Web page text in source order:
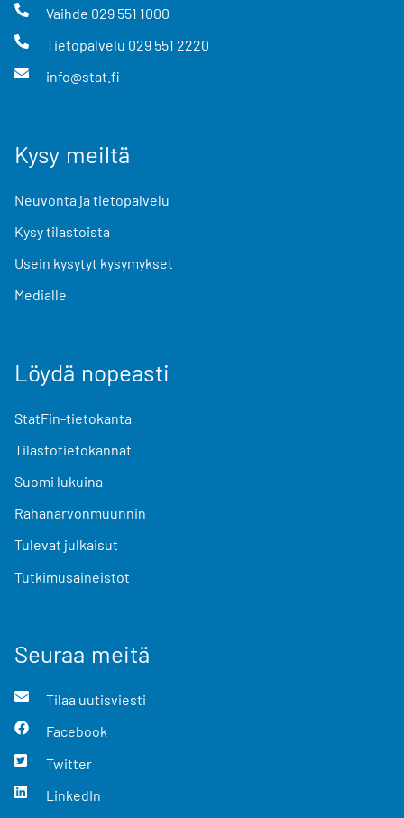
Vaihde 029 551 1000
Tietopalvelu 029 551 2220
info@stat.fi
Kysy meiltä
Neuvonta ja tietopalvelu
Kysy tilastoista
Usein kysytyt kysymykset
Medialle
Löydä nopeasti
StatFin-tietokanta
Tilastotietokannat
Suomi lukuina
Rahanarvonmuunnin
Tulevat julkaisut
Tutkimusaineistot
Seuraa meitä
Tilaa uutisviesti
Facebook
Twitter
LinkedIn